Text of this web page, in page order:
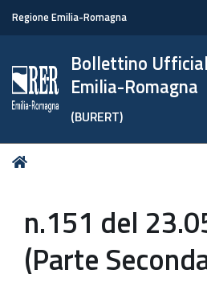
Regione Emilia-Romagna
Bollettino
Emilia-Romagna
(BURERT)
Tu
n.151 del
(Parte